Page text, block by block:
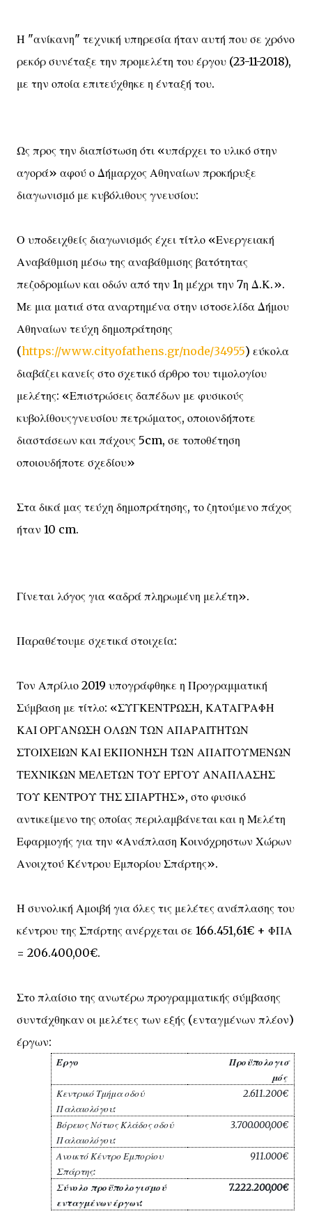
Η "ανίκανη" τεχνική υπηρεσία ήταν αυτή που σε χρόνο
ρεκόρ συνέταξε την προμελέτη του έργου (23-11-2018),
με την οποία επιτεύχθηκε η ένταξή του.
Ως προς την διαπίστωση ότι «υπάρχει το υλικό στην
αγορά» αφού ο Δήμαρχος Αθηναίων προκήρυξε
διαγωνισμό με κυβόλιθους γνευσίου:
Ο υποδειχθείς διαγωνισμός έχει τίτλο «Ενεργειακή
Αναβάθμιση μέσω της αναβάθμισης βατότητας
πεζοδρομίων και οδών από την 1η μέχρι την 7η Δ.Κ.».
Με μια ματιά στα αναρτημένα στην ιστοσελίδα Δήμου
Αθηναίων τεύχη δημοπράτησης
(https://www.cityofathens.gr/node/34955) εύκολα
διαβάζει κανείς στο σχετικό άρθρο του τιμολογίου
μελέτης: «Επιστρώσεις δαπέδων με φυσικούς
κυβολίθουςγνευσίου πετρώματος, οποιονδήποτε
διαστάσεων και πάχους 5cm, σε τοποθέτηση
οποιουδήποτε σχεδίου»
Στα δικά μας τεύχη δημοπράτησης, το ζητούμενο πάχος
ήταν 10 cm.
Γίνεται λόγος για «αδρά πληρωμένη μελέτη».
Παραθέτουμε σχετικά στοιχεία:
Τον Απρίλιο 2019 υπογράφθηκε η Προγραμματική
Σύμβαση με τίτλο: «ΣΥΓΚΕΝΤΡΩΣΗ, ΚΑΤΑΓΡΑΦΗ
ΚΑΙ ΟΡΓΑΝΩΣΗ ΟΛΩΝ ΤΩΝ ΑΠΑΡΑΙΤΗΤΩΝ
ΣΤΟΙΧΕΙΩΝ ΚΑΙ ΕΚΠΟΝΗΣΗ ΤΩΝ ΑΠΑΙΤΟΥΜΕΝΩΝ
ΤΕΧΝΙΚΩΝ ΜΕΛΕΤΩΝ ΤΟΥ ΕΡΓΟΥ ΑΝΑΠΛΑΣΗΣ
ΤΟΥ ΚΕΝΤΡΟΥ ΤΗΣ ΣΠΑΡΤΗΣ», στο φυσικό
αντικείμενο της οποίας περιλαμβάνεται και η Μελέτη
Εφαρμογής για την «Ανάπλαση Κοινόχρηστων Χώρων
Ανοιχτού Κέντρου Εμπορίου Σπάρτης».
Η συνολική Αμοιβή για όλες τις μελέτες ανάπλασης του
κέντρου της Σπάρτης ανέρχεται σε 166.451,61€ + ΦΠΑ
= 206.400,00€.
Στο πλαίσιο της ανωτέρω προγραμματικής σύμβασης
συντάχθηκαν οι μελέτες των εξής (ενταγμένων πλέον)
έργων:
Έργο
Προϋπολογισ
μός
Κεντρικό Τμήμα οδού
Παλαιολόγου:
2.611.200€
Βόρειος Νότιος Κλάδος οδού
Παλαιολόγου:
3.700.000,00€
Ανοικτό Κέντρο Εμπορίου
Σπάρτης:
911.000€
Σύνολο προϋπολογισμού
ενταγμένων έργων:
7.222.200,00€